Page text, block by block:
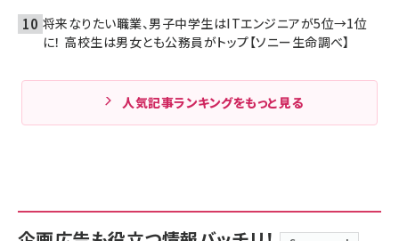
将来なりたい職業、男子中学生はITエンジニアが5位→1位
に！ 高校生は男女とも公務員がトップ【ソニー生命調べ】
人気記事ランキングをもっと見る